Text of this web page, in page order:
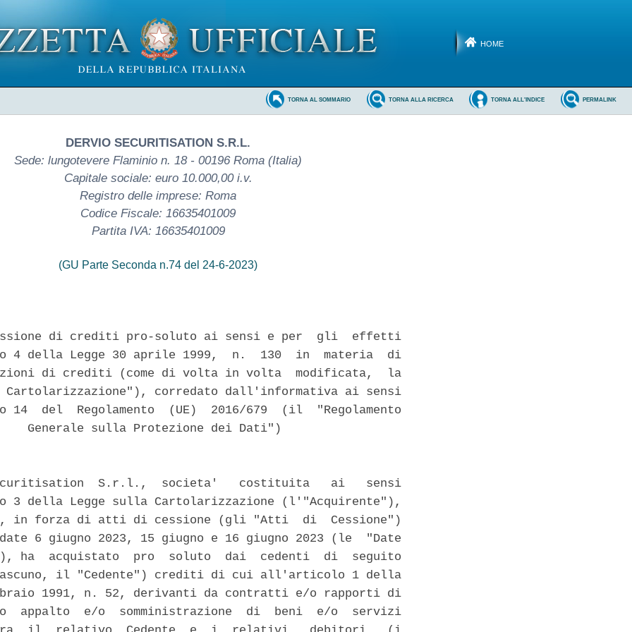
HOME
PERMALINK
TORNA ALL'INDICE
TORNA ALLA RICERCA
TORNA AL SOMMARIO
DERVIO SECURITISATION S.R.L.
Sede: lungotevere Flaminio n. 18 - 00196 Roma (Italia)
Capitale sociale: euro 10.000,00 i.v.
Registro delle imprese: Roma
Codice Fiscale: 16635401009
Partita IVA: 16635401009
(GU Parte Seconda n.74 del 24-6-2023)